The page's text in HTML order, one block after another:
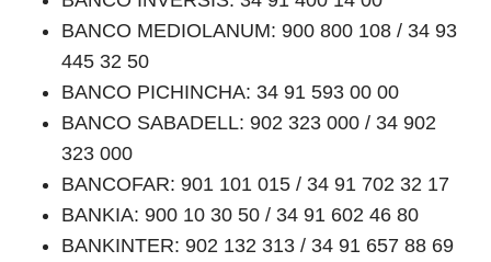
BANCO MEDIOLANUM: 900 800 108 / 34 93
445 32 50
BANCO PICHINCHA: 34 91 593 00 00
BANCO SABADELL: 902 323 000 / 34 902
323 000
BANCOFAR: 901 101 015 / 34 91 702 32 17
BANKIA: 900 10 30 50 / 34 91 602 46 80
BANKINTER: 902 132 313 / 34 91 657 88 69